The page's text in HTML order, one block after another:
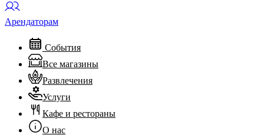
Арендаторам
События
Все магазины
Развлечения
Услуги
Кафе и рестораны
О нас